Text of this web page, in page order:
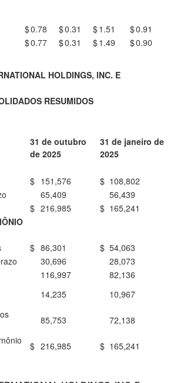
$0.78 $0.31 $1.51 $0.91
$0.77 $0.31 $1.49 $0.90
HOLDINGS, INC. E
RESUMIDOS
31 de outubro
de 2025
31 de janeiro de
2025
$ 151,576 $ 108,802
65,409
56,439
$ 216,985 $ 165,241
$ 86,301 $ 54,063
30,696
28,073
116,997
82,136
14,235
10,967
85,753
72,138
$ 216,985 $ 165,241